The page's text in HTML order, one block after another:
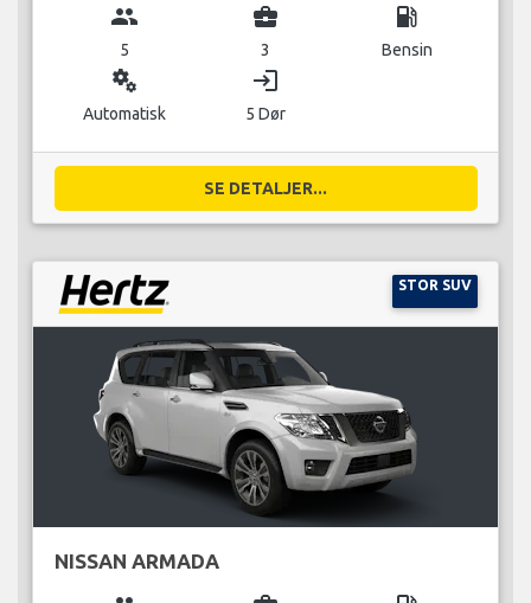
group
5
business_center
3
local_gas_station
Bensin
miscellaneous_services
Automatisk
login
5 Dør
SE DETALJER...
STOR SUV
NISSAN ARMADA